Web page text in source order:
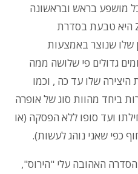
מושפע בראש ובראשונה
מעולם משחקי הוידאו (Zircon היא טבעת בסדרת
שלו שנוצר באמצעות
גדולים פי שלושה ממה
שלו עד כה , וכמו
ביחד מהוות סוג של אופרה
ועד סופו ללא הפסקה (או
כפי שאני נוהג לעשות).
האהובה עלי "הירוס",